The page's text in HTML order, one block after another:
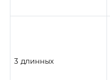
3 длинных